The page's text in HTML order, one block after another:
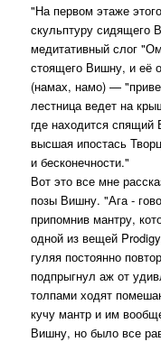
"На первом этаже
скульптуру сидящего
медитативный слог
стоящего Вишну, и её
(намах, намо) —
лестница ведет на
где находится
высшая ипостась
и бесконечности."
Вот это все мне
позы Вишну. "Ага -
припомнив мантру,
одной из вещей
гуляя постоянно
подпрыгнул аж от
толпами ходят
кучу мантр и им
Вишну, но было все